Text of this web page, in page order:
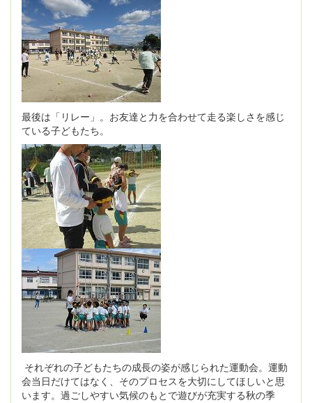
最後は「リレー」。お友達と力を合わせて走る楽しさを感じ
ている子どもたち。
それぞれの子どもたちの成長の姿が感じられた運動会。運動
会当日だけてはなく、そのプロセスを大切にしてほしいと思
います。過ごしやすい気候のもとで遊びが充実する秋の季